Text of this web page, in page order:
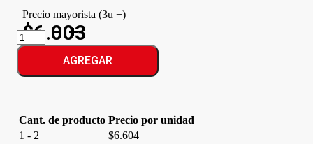
Precio mayorista (3u +)
$6.003
COLGATE
C/D
SENSITIV
ALIVIO
AGREGAR
Cant. de producto Precio por unidad
1 - 2
$6.604